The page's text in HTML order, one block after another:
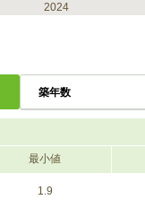
2024
築年数
最小値
1.9